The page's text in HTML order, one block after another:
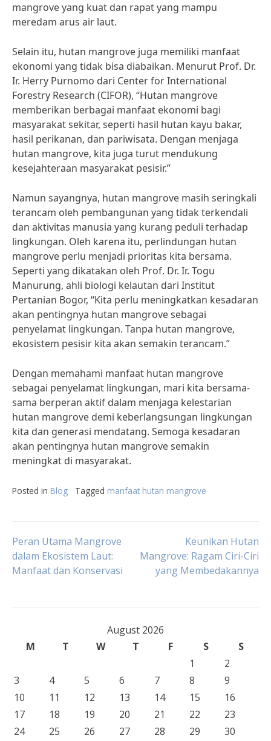
mangrove yang kuat dan rapat yang mampu
meredam arus air laut.
Selain itu, hutan mangrove juga memiliki manfaat
ekonomi yang tidak bisa diabaikan. Menurut Prof. Dr.
Ir. Herry Purnomo dari Center for International
Forestry Research (CIFOR), “Hutan mangrove
memberikan berbagai manfaat ekonomi bagi
masyarakat sekitar, seperti hasil hutan kayu bakar,
hasil perikanan, dan pariwisata. Dengan menjaga
hutan mangrove, kita juga turut mendukung
kesejahteraan masyarakat pesisir.”
Namun sayangnya, hutan mangrove masih seringkali
terancam oleh pembangunan yang tidak terkendali
dan aktivitas manusia yang kurang peduli terhadap
lingkungan. Oleh karena itu, perlindungan hutan
mangrove perlu menjadi prioritas kita bersama.
Seperti yang dikatakan oleh Prof. Dr. Ir. Togu
Manurung, ahli biologi kelautan dari Institut
Pertanian Bogor, “Kita perlu meningkatkan kesadaran
akan pentingnya hutan mangrove sebagai
penyelamat lingkungan. Tanpa hutan mangrove,
ekosistem pesisir kita akan semakin terancam.”
Dengan memahami manfaat hutan mangrove
sebagai penyelamat lingkungan, mari kita bersama-
sama berperan aktif dalam menjaga kelestarian
hutan mangrove demi keberlangsungan lingkungan
kita dan generasi mendatang. Semoga kesadaran
akan pentingnya hutan mangrove semakin
meningkat di masyarakat.
Posted in Blog Tagged manfaat hutan mangrove
Post
navigation
Peran Utama Mangrove
dalam Ekosistem Laut:
Manfaat dan Konservasi
Keunikan Hutan
Mangrove: Ragam Ciri-Ciri
yang Membedakannya
August 2026
M
T W T F S
S
1
2
3
4 5 6 7 8
9
10
11 12 13 14 15
16
17
18 19 20 21 22
23
24
25 26 27 28 29 30